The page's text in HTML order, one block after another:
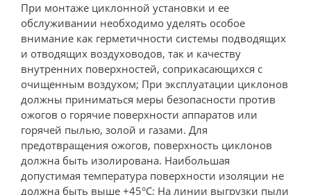
При монтаже циклонной установки и ее
обслуживании необходимо уделять особое
внимание как герметичности системы подводящих
и отводящих воздуховодов, так и качеству
внутренних поверхностей, соприкасающихся с
очищенным воздухом; При эксплуатации циклонов
должны приниматься меры безопасности против
ожогов о горячие поверхности аппаратов или
горячей пылью, золой и газами. Для
предотвращения ожогов, поверхность циклонов
должна быть изолирована. Наибольшая
допустимая температура поверхности изоляции не
должна быть выше +45°С; На линии выгрузки пыли